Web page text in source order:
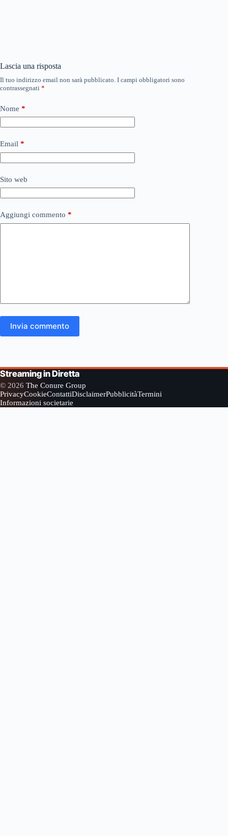
Lascia una risposta
Il tuo indirizzo email non sarà pubblicato. I campi obbligatori sono
contrassegnati *
Nome *
Email *
Sito web
Aggiungi commento *
Invia commento
Streaming in Diretta
© 2026 The Conure Group
PrivacyCookieContattiDisclaimerPubblicitàTermini
Informazioni societarie